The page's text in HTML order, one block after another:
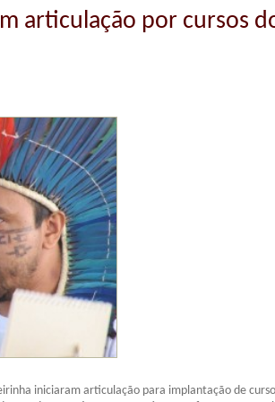
articulação por cursos
iniciaram articulação para implantação de